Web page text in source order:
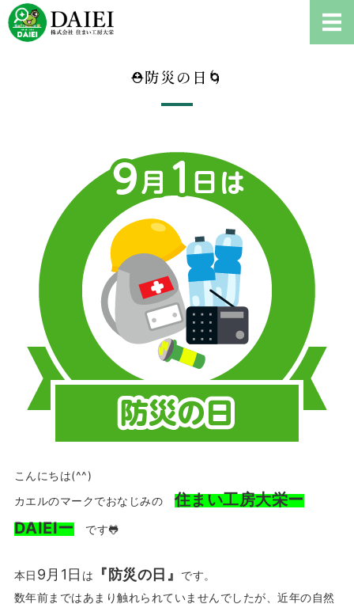
耐震診断、雨漏り修理、リ
お問い合わせ・耐震診断
⛑防災の日🌀
こんにちは(^^)
カエルのマークでおなじみの住まい工房大栄ー
DAIEIー です🐸
本日 9月1日 は 『防災の日』
です。
数年前まではあまり触れられていませんでしたが、近年の自然